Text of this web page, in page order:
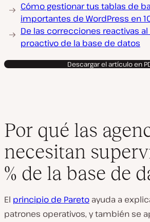
Cómo gestionar tus tablas de
importantes de WordPress en
De las correcciones reactivas
proactivo de la base de datos
Descargar el artículo en
Por qué las
necesitan
% de la base de
El principio de Pareto ayuda a
patrones operativos, y también se